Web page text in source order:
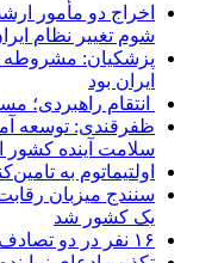
اخراج دو مأمور
شوم تغییر نظام
پزشکیان: مشروطه
ایران بود
انتقام راهبردی؛
ظفرقندی: توسعه
سلامت آینده
اولتیماتوم به
سنندج میزبان
یک کشور شد
۱۶ نفر در دو تصادف جاده‌ای محورهای ساوه مصدوم شدند